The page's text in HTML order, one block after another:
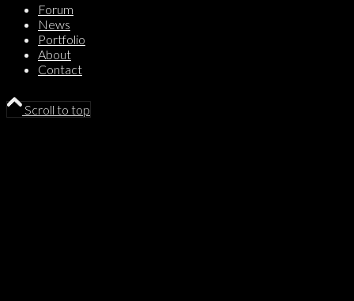
Forum
News
Portfolio
About
Contact
Scroll to top